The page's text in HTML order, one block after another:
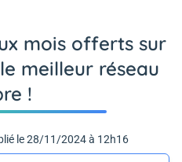
mois offerts sur
meilleur réseau
!
le 28/11/2024 à 12h16